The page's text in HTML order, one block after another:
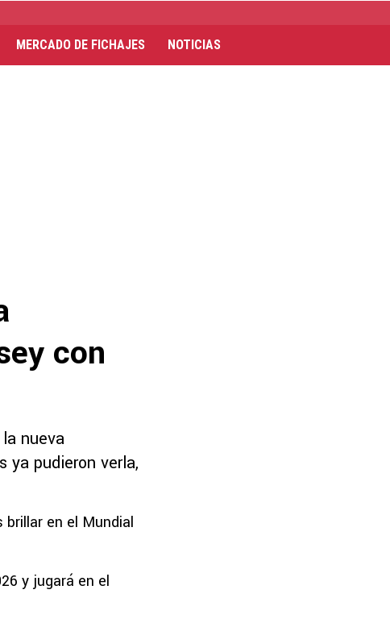
MERCADO DE FICHAJES NOTICIAS
con
nueva
ya pudieron verla,
en el Mundial
y jugará en el